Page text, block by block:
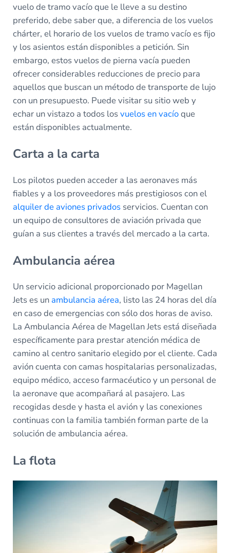
vuelo de tramo vacío que le lleve a su destino
preferido, debe saber que, a diferencia de los vuelos
chárter, el horario de los vuelos de tramo vacío es fijo
y los asientos están disponibles a petición. Sin
embargo, estos vuelos de pierna vacía pueden
ofrecer considerables reducciones de precio para
aquellos que buscan un método de transporte de lujo
con un presupuesto. Puede visitar su sitio web y
echar un vistazo a todos losvuelos en vacíoque
están disponibles actualmente.
Carta a la carta
Los pilotos pueden acceder a las aeronaves más
fiables y a los proveedores más prestigiosos con el
alquiler de aviones privadosservicios. Cuentan con
un equipo de consultores de aviación privada que
guían a sus clientes a través del mercado a la carta.
Ambulancia aérea
Un servicio adicional proporcionado por Magellan
Jets es un ambulancia aérea, listo las 24 horas del día
en caso de emergencias con sólo dos horas de aviso.
La Ambulancia Aérea de Magellan Jets está diseñada
específicamente para prestar atención médica de
camino al centro sanitario elegido por el cliente. Cada
avión cuenta con camas hospitalarias personalizadas,
equipo médico, acceso farmacéutico y un personal de
la aeronave que acompañará al pasajero. Las
recogidas desde y hasta el avión y las conexiones
continuas con la familia también forman parte de la
solución de ambulancia aérea.
La flota